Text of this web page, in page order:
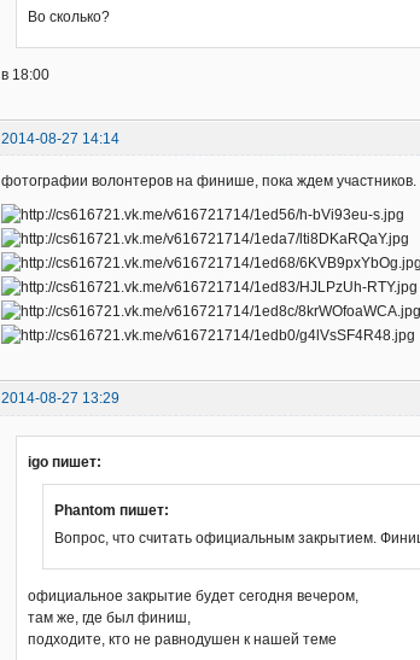
Во сколько?
в 18:00
2014-08-27 14:14
фотографии волонтеров на финише, пока ждем участников.
2014-08-27 13:29
igo пишет:
Phantom пишет:
Вопрос, что считать официальным закрытием.
официальное закрытие будет сегодня вечером,
там же, где был финиш,
подходите, кто не равнодушен к нашей теме